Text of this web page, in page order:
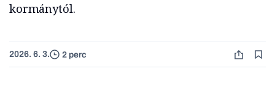
kormánytól.
2026. 6. 3. 2 perc